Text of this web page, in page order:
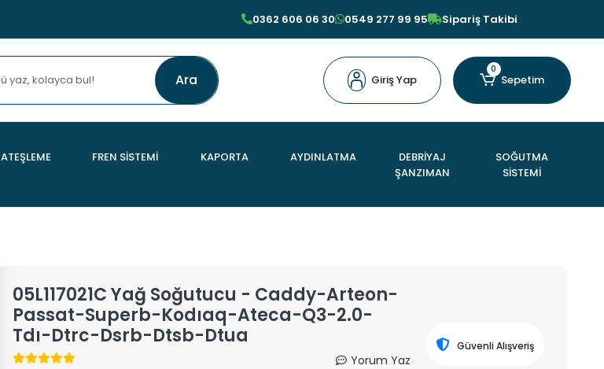
0362 606 06 30 0549 277 99 95 Sipariş Takibi
Ara Giriş Yap
0
Sepetim
ATEŞLEME FREN SİSTEMİ KAPORTA AYDINLATMA
DEBRİYAJ
ŞANZIMAN
SOĞUTMA
SİSTEMİ
05L117021C Yağ Soğutucu - Caddy-Arteon-
Passat-Superb-Kodıaq-Ateca-Q3-2.0-
Tdı-Dtrc-Dsrb-Dtsb-Dtua
Yorum Yaz
Güvenli Alışveriş